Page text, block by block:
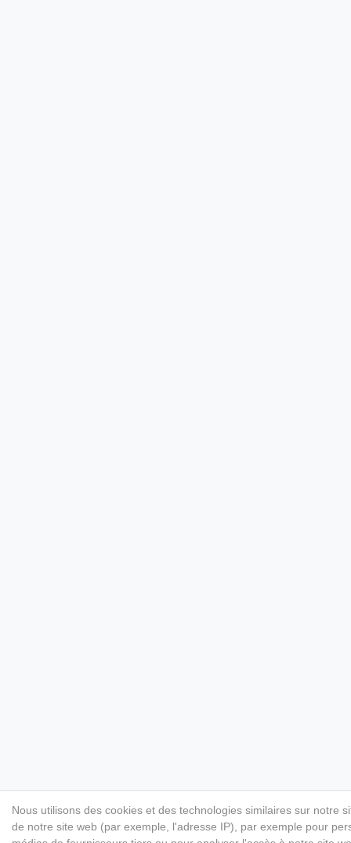
Nous utilisons des cookies et des technologies similaires sur notre
de notre site web (par exemple, l'adresse IP), par exemple pour